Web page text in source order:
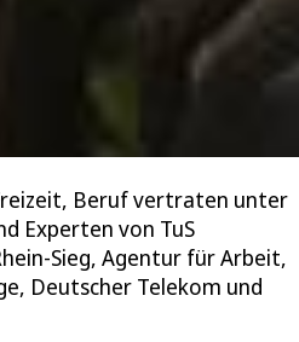
Beruf vertraten unter
Experten von TuS
Sieg, Agentur für Arbeit,
Deutscher Telekom und